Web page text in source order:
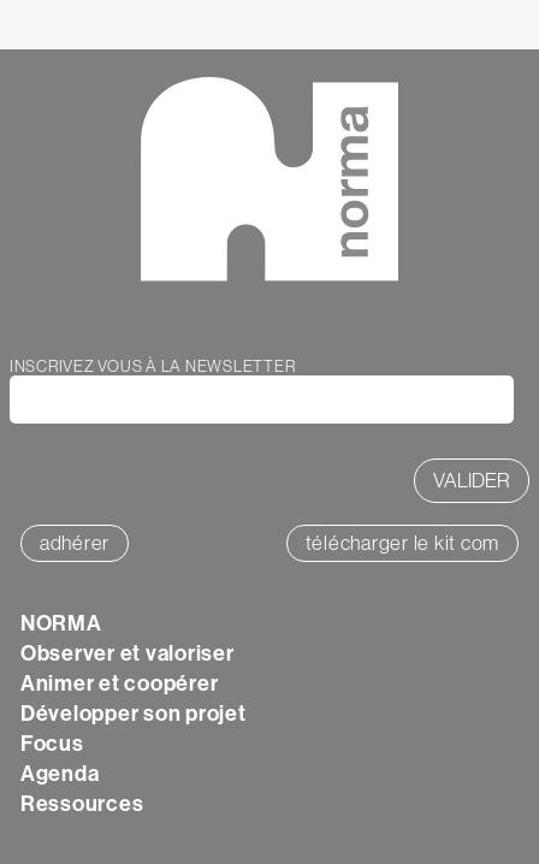
Webform
INSCRIVEZ VOUS À LA NEWSLETTER
adhérer télécharger le kit com
Texte
NORMA
Observer et valoriser
Animer et coopérer
Développer son projet
Focus
Agenda
Ressources